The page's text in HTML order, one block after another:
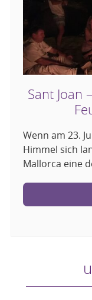
Sant Joan
Wenn am 23.
Himmel sich
Mallorca eine